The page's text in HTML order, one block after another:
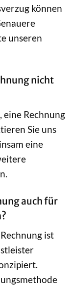
können
unseren
nicht
eine Rechnung
Sie uns
eine
auch für
ist